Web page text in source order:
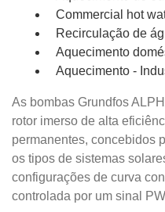
Commercial hot
Recirculação de
Aquecimento
Aquecimento -
As bombas Grundfos
rotor imerso de alta
permanentes, concebidos
os tipos de sistemas
configurações de curva
controlada por um sinal